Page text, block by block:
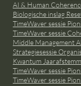
AI & Human
Biologische inslag
TimeWaver sessie
TimeWaver sessie
Middle Management
Strategiesessie
Kwantum
TimeWaver sessie
TimeWaver sessie